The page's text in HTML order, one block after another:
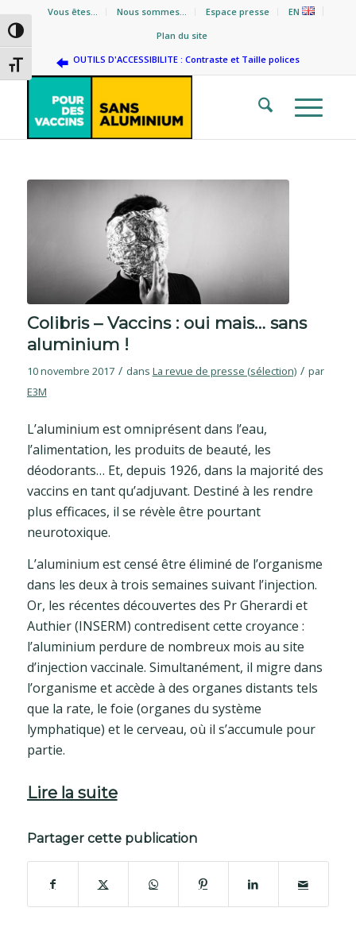
Passer en contraste élevé
Changer la taille de la police
Vous êtes… Nous sommes… Espace presse
EN
Plan du site
OUTILS D'ACCESSIBILITE : Contraste et Taille polices
Colibris – Vaccins : oui mais… sans
aluminium !
10 novembre 2017 / dans La revue de presse (sélection) / par
E3M
L’aluminium est omniprésent dans l’eau,
l’alimentation, les produits de beauté, les
déodorants… Et, depuis 1926, dans la majorité des
vaccins en tant qu’adjuvant. Destiné à les rendre
plus efficaces, il se révèle être pourtant
neurotoxique.
L’aluminium est censé être éliminé de l’organisme
dans les deux à trois semaines suivant l’injection.
Or, les récentes découvertes des Pr Gherardi et
Authier (INSERM) contredisent cette croyance :
l’aluminium perdure de nombreux mois au site
d’injection vaccinale. Simultanément, il migre dans
l’organisme et accède à des organes distants tels
que la rate, le foie (organes du système
lymphatique) et le cerveau, où il s’accumule pour
partie.
Lire la suite
Partager cette publication